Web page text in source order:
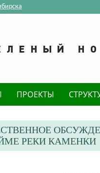
ПРОЕКТЫ
РЕКИ КАМЕНКИ